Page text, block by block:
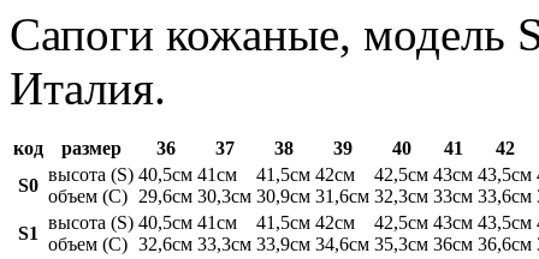
Сапоги кожаные, модель
Италия.
код размер 36 37 38 39 40 41
42
S0
высота (S)
объем (C)
40,5см
29,6см
41см
30,3см
41,5см
30,9см
42см
31,6см
42,5см
32,3см
43см
33см
43,5см
33,6см
S1
высота (S)
объем (C)
40,5см
32,6см
41см
33,3см
41,5см
33,9см
42см
34,6см
42,5см
35,3см
43см
36см
43,5см
36,6см